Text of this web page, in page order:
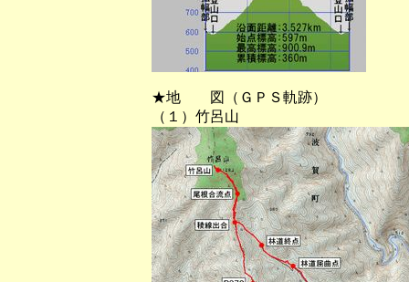
★地 図（ＧＰＳ軌跡）
（１）竹呂